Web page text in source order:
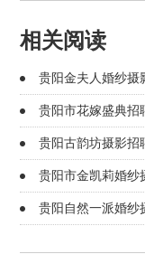
相关阅读
贵阳金夫人婚纱摄
贵阳市花嫁盛典招
贵阳古韵坊摄影招
贵阳市金凯莉婚纱
贵阳自然一派婚纱